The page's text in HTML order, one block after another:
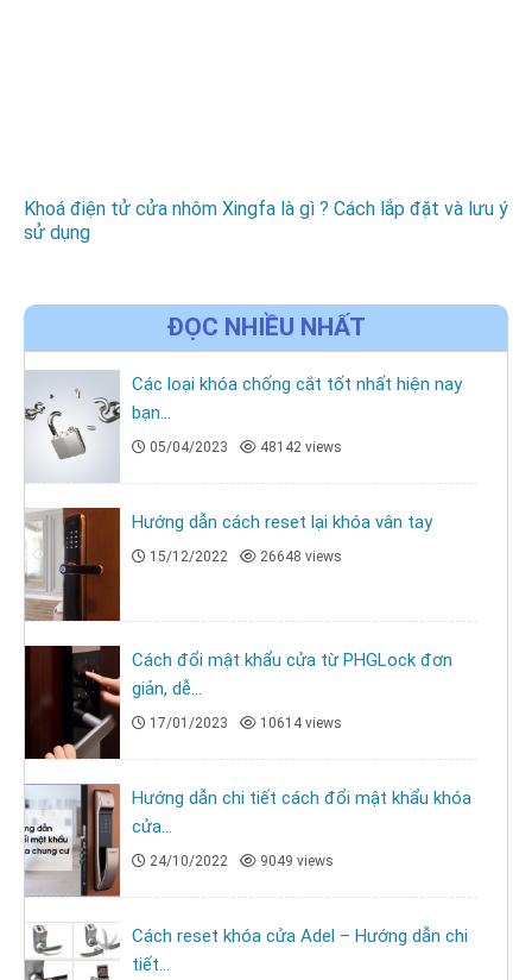
Khoá điện tử cửa nhôm Xingfa là gì ? Cách lắp đặt và lưu ý
sử dụng
ĐỌC NHIỀU NHẤT
Các loại khóa chống cắt tốt nhất hiện nay
bạn...
05/04/2023 48142 views
Hướng dẫn cách reset lại khóa vân tay
15/12/2022 26648 views
Cách đổi mật khẩu cửa từ PHGLock đơn
giản, dễ...
17/01/2023 10614 views
Hướng dẫn chi tiết cách đổi mật khẩu khóa
cửa...
24/10/2022 9049 views
Cách reset khóa cửa Adel – Hướng dẫn chi
tiết...